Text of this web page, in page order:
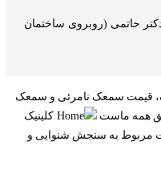
حاتمی (روبروی ساختمان
قیمت سمعک نامرئی و سمعک
همه ماست
کلینیک
مربوط به سنجش شنوایی و